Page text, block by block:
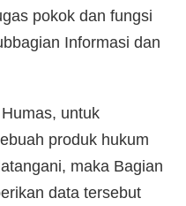
pokok dan fungsi
Informasi dan
untuk
produk hukum
maka Bagian
data tersebut